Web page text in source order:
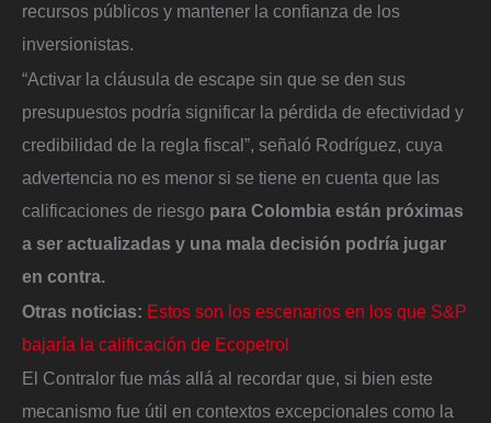
recursos públicos y mantener la confianza de los
inversionistas.
“Activar la cláusula de escape sin que se den sus
presupuestos podría significar la pérdida de efectividad y
credibilidad de la regla fiscal”, señaló Rodríguez, cuya
advertencia no es menor si se tiene en cuenta que las
calificaciones de riesgo para Colombia están próximas
a ser actualizadas y una mala decisión podría jugar
en contra.
Otras noticias: Estos son los escenarios en los que S&P
bajaría la calificación de Ecopetrol
El Contralor fue más allá al recordar que, si bien este
mecanismo fue útil en contextos excepcionales como la